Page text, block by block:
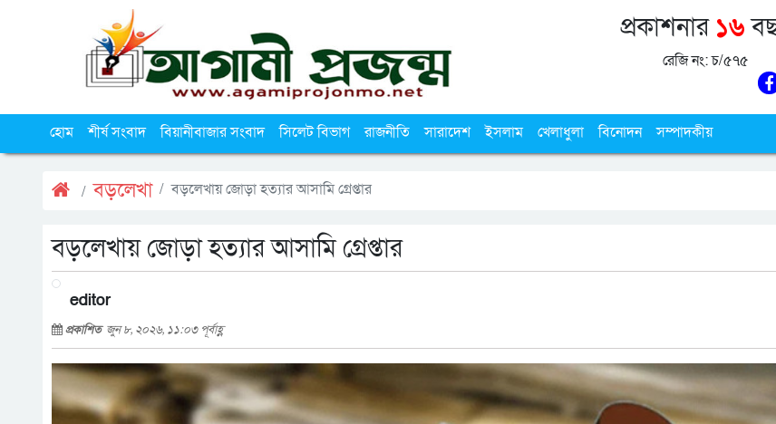
প্রকাশনার ১৬
রেজি নং: চ/৫৭৫
হোম শীর্ষ সংবাদ বিয়ানীবাজার সংবাদ সিলেট বিভাগ রাজনীতি সারাদেশ ইসলাম খেলাধুলা বিনোদন সম্পাদকীয়
বড়লেখা বড়লেখায় জোড়া হত্যার আসামি গ্রেপ্তার
বড়লেখায় জোড়া হত্যার আসামি গ্রেপ্তার
editor
প্রকাশিত জুন ৮, ২০২৬, ১১:০৩ পূর্বাহ্ণ